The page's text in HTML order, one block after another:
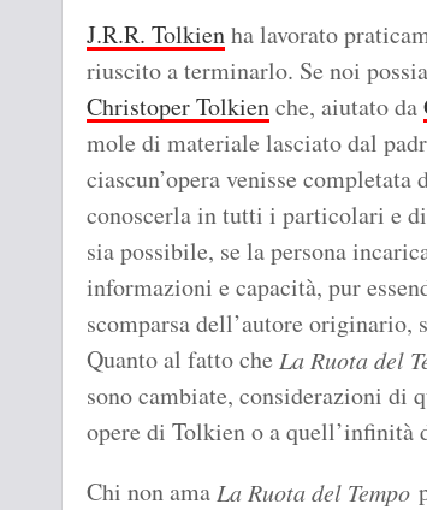
J.R.R. Tolkienha lavorato
riuscito a terminarlo. Se noi
Christoper Tolkienche, aiutato da
mole di materiale lasciato dal
ciascun’opera venisse
conoscerla in tutti i particolari e
sia possibile, se la persona
informazioni e capacità, pur
scomparsa dell’autore originario,
Quanto al fatto che La Ruota del
sono cambiate, considerazioni di
opere di Tolkien o a
Chi non amaLa Ruota del Tempo